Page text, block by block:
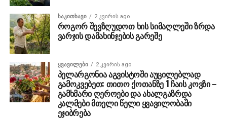
ᲡᲐᲙᲘᲗᲮᲐᲕᲘ 2 კვირის ago
როგორ შევზღუდოთ ხის სიმაღლეში ზრდა
ვარჯის დამახინჯების გარეშე
ᲧᲕᲐᲕᲘᲚᲔᲑᲘ 2 კვირის ago
პელარგონია აგვისტოში აუცილებლად
გამოკვებეთ: თითო ქოთანზე 1 ჩაის კოვზი –
გამხმარი ღეროები და ახალგაზრდა
კალმები მთელი წელი ყვავილობაში
ეჯიბრება